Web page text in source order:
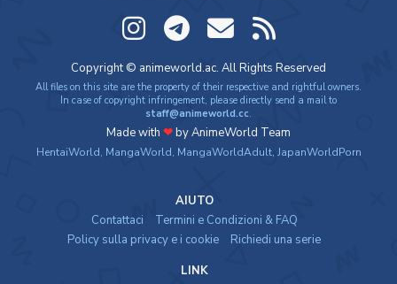
Copyright © animeworld.ac. All Rights Reserved
All files on this site are the property of their respective and rightful owners.
In case of copyright infringement, please directly send a mail to
staff@animeworld.cc.
Made with ❤by AnimeWorld Team
HentaiWorld, MangaWorld, MangaWorldAdult, JapanWorldPorn
AIUTO
Contattaci
Termini e Condizioni & FAQ
Policy sulla privacy e i cookie
Richiedi una serie
LINK